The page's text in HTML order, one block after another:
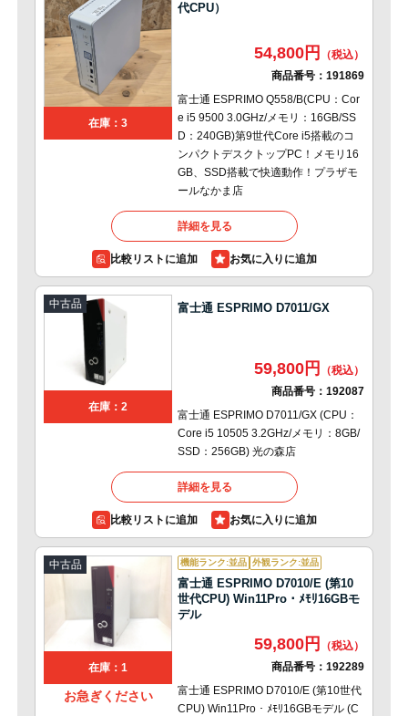
在庫：3
代CPU）
54,800円
商品番号： 191869
富士通 ESPRIMO Q558/B(CPU：Cor
e i5 9500 3.0GHz/メモリ：16GB/SS
D：240GB)第9世代Core i5搭載のコ
ンパクトデスクトップPC！メモリ16
GB、SSD搭載で快適動作！プラザモ
ールなかま店
詳細を見る
比較リストに追加
中古品
在庫：2
富士通 ESPRIMO D7011/GX
59,800円
商品番号： 192087
富士通 ESPRIMO D7011/GX (CPU：
Core i5 10505 3.2GHz/メモリ：8GB/
SSD：256GB) 光の森店
詳細を見る
比較リストに追加
中古品
在庫：1
お急ぎください
機能ランク:並品 外観ランク:並品
富士通 ESPRIMO D7010/E (第10
世代CPU) Win11Pro・ﾒﾓﾘ16GBモ
デル
59,800円
商品番号： 192289
富士通 ESPRIMO D7010/E (第10世代
CPU) Win11Pro・ﾒﾓﾘ16GBモデル (C